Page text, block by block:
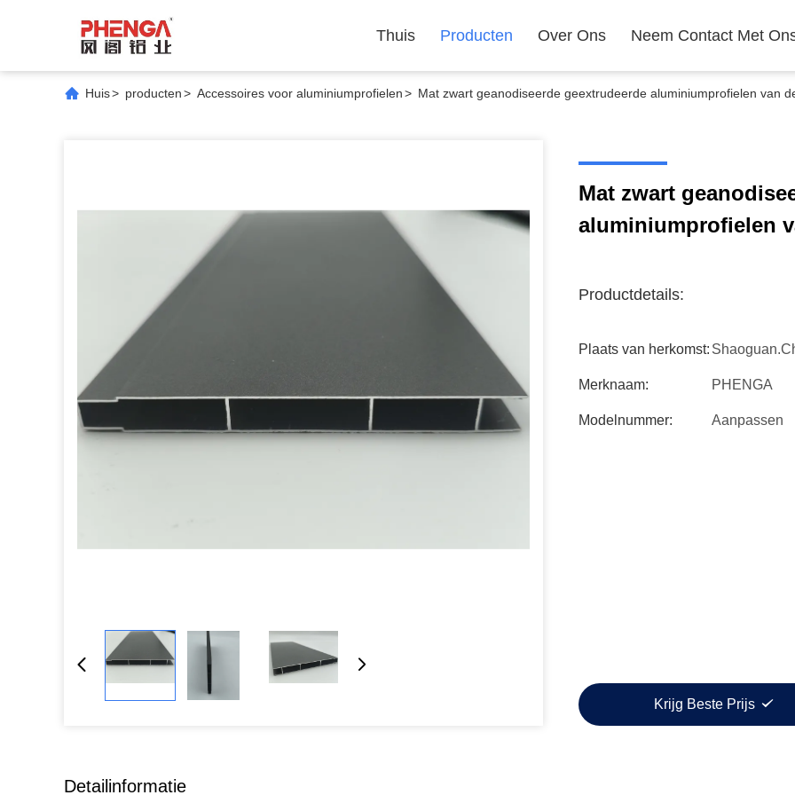
Thuis Producten Over Ons Neem Contact Met
Huis> producten> Accessoires voor aluminiumprofielen> Mat zwart geanodiseerde geextrudeerde aluminiumprofielen van
Mat zwart
aluminiumprofielen
Productdetails:
Plaats van herkomst:
Merknaam: PHENGA
Modelnummer: Aanpassen
Krijg Beste Prijs
Detailinformatie